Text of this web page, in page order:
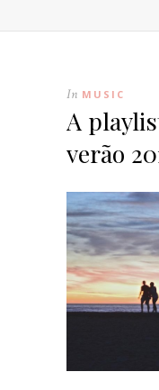
In MUSIC
A
verão